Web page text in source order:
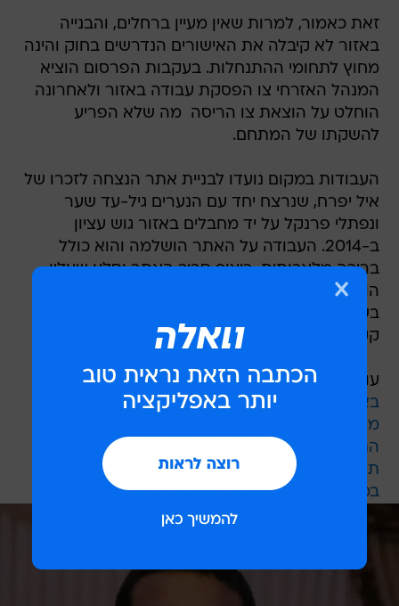
זאת כאמור, למרות שאין מעיין ברחלים, והבנייה
באזור לא קיבלה את האישורים הנדרשים בחוק והינה
מחוץ לתחומי ההתנחלות. בעקבות הפרסום הוציא
המנהל האזרחי צו הפסקת עבודה באזור ולאחרונה
הוחלט על הוצאת צו הריסה  מה שלא הפריע
להשקתו של המתחם.
העבודות במקום נועדו לבניית אתר הנצחה לזכרו של
איל יפרח, שנרצח יחד עם הנערים גיל-עד שער
ונפתלי פרנקל על יד מחבלים באזור גוש עציון
ב-2014. העבודה על האתר הושלמה והוא כולל
בריכה מלאכותית, ריצוף סביב האתר וסלע שעליו
הוצב כיתוב לזכרו של יפרח. טקס חנוכתו נערך
בשבוע שעבר בהשתתפות משפחת יפרח וכן נציגי
קק"ל, על אף שבנייתו כאמור, אינה חוקית.
עוד בוואלה! NEWS:
באישון לילה, עם ברדסים: תיעוד ה"תג מחיר" בצפון
מארגני טקס הזיכרון הישראלי-פלסטיני: "לחקור
התנהלות המשטרה"
תיעוד שב"ס: ברגותי אוכל בתאו "טורטית" ועוגיות
במהלך שביתת הרעב